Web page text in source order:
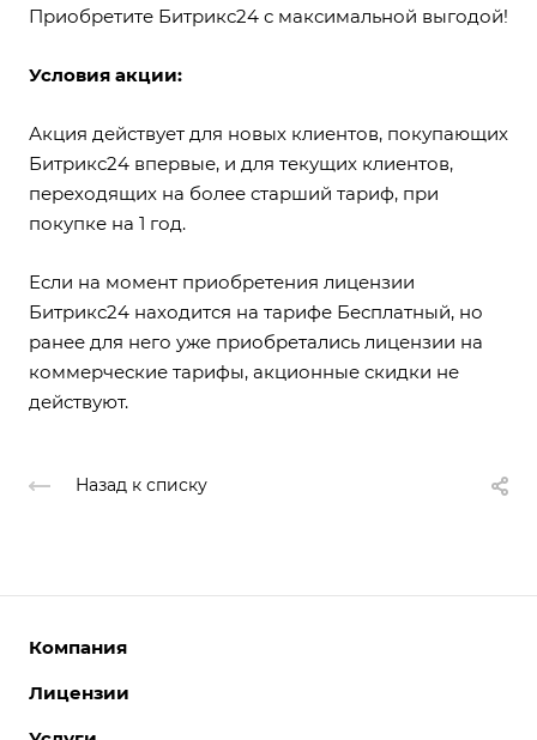
Приобретите Битрикс24 с максимальной выгодой!
Условия акции:
Акция действует для новых клиентов, покупающих
Битрикс24 впервые, и для текущих клиентов,
переходящих на более старший тариф, при
покупке на 1 год.
Если на момент приобретения лицензии
Битрикс24 находится на тарифе Бесплатный, но
ранее для него уже приобретались лицензии на
коммерческие тарифы, акционные скидки не
действуют.
Назад к списку
Компания
О компании
Лицензии